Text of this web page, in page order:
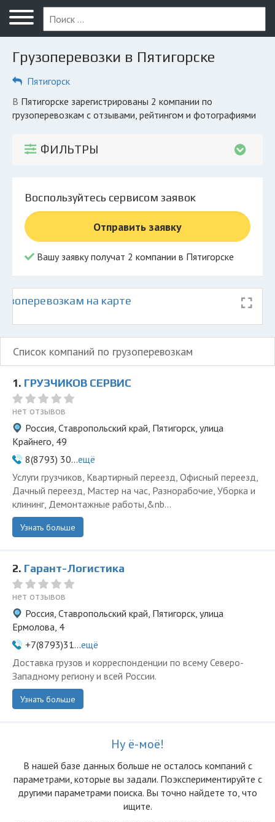
Меню
Главная
Вопрос юристу
Пятигорск
Экоблог
Личный кабинет
© 2026 Все права защищены
Грузоперевозки в Пятигорске
Пятигорск
в Пятигорске зарегистрированы 2 компании по
грузоперевозкам с отзывами, рейтингом и фотографиями
ФИЛЬТРЫ
Воспользуйтесь сервисом заявок
Отправить заявку
Вашу заявку получат 2 компании в Пятигорске
на карте
Список компаний по грузоперевозкам
1. ГРУЗЧИКОВ СЕРВИС
нет отзывов
Россия, Ставропольский край, Пятигорск, улица
Крайнего, 49
8(8793) 30...ещё
Услуги грузчиков, Квартирный переезд, Офисный переезд,
Дачный переезд, Мастер на час, Разнорабочие, Уборка и
клининг, Демонтажные работы,&nb...
Узнать больше
2. Гарант-Логистика
нет отзывов
Россия, Ставропольский край, Пятигорск, улица
Ермолова, 4
+7(8793)31...ещё
Доставка грузов и корреспонденции по всему Северо-
Западному региону и всей России.
Узнать больше
Ну ё-моё!
В нашей базе данных больше не осталоcь компаний с
параметрами, которые вы задали. Поэкспериментируйте с
другими параметрами поиска. Вы точно найдете то, что
ищите.